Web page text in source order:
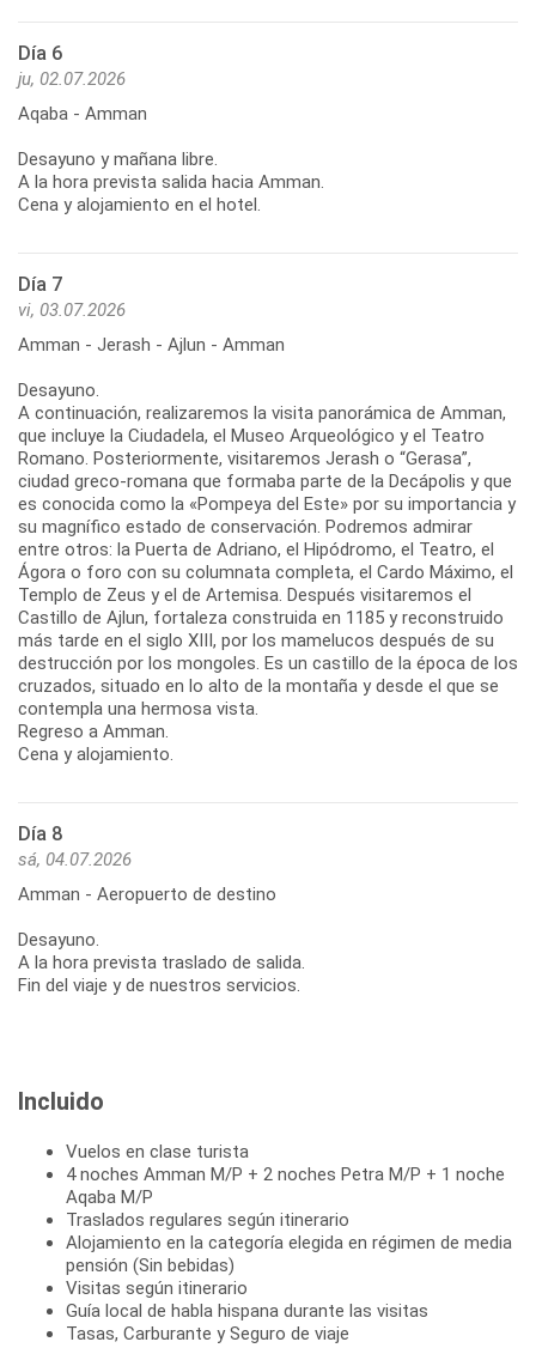
Día 6
ju, 02.07.2026
Aqaba - Amman
Desayuno y mañana libre.
A la hora prevista salida hacia Amman.
Cena y alojamiento en el hotel.
Día 7
vi, 03.07.2026
Amman - Jerash - Ajlun - Amman
Desayuno.
A continuación, realizaremos la visita panorámica de Amman,
que incluye la Ciudadela, el Museo Arqueológico y el Teatro
Romano. Posteriormente, visitaremos Jerash o “Gerasa”,
ciudad greco-romana que formaba parte de la Decápolis y que
es conocida como la «Pompeya del Este» por su importancia y
su magnífico estado de conservación. Podremos admirar
entre otros: la Puerta de Adriano, el Hipódromo, el Teatro, el
Ágora o foro con su columnata completa, el Cardo Máximo, el
Templo de Zeus y el de Artemisa. Después visitaremos el
Castillo de Ajlun, fortaleza construida en 1185 y reconstruido
más tarde en el siglo XIII, por los mamelucos después de su
destrucción por los mongoles. Es un castillo de la época de los
cruzados, situado en lo alto de la montaña y desde el que se
contempla una hermosa vista.
Regreso a Amman.
Cena y alojamiento.
Día 8
sá, 04.07.2026
Amman - Aeropuerto de destino
Desayuno.
A la hora prevista traslado de salida.
Fin del viaje y de nuestros servicios.
Incluido
Vuelos en clase turista
4 noches Amman M/P + 2 noches Petra M/P + 1 noche
Aqaba M/P
Traslados regulares según itinerario
Alojamiento en la categoría elegida en régimen de media
pensión (Sin bebidas)
Visitas según itinerario
Guía local de habla hispana durante las visitas
Tasas, Carburante y Seguro de viaje